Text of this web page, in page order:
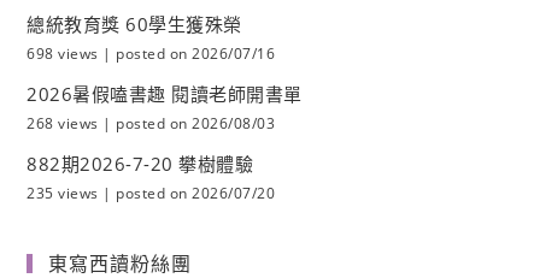
總統教育獎 60學生獲殊榮
698 views | posted on 2026/07/16
2026暑假嗑書趣 閱讀老師開書單
268 views | posted on 2026/08/03
882期2026-7-20 攀樹體驗
235 views | posted on 2026/07/20
東寫西讀粉絲團